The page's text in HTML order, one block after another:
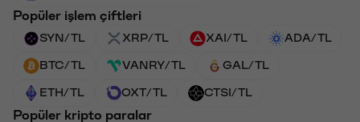
Popüler işlem çiftleri
SYN/TL XRP/TL XAI/TL ADA/TL
BTC/TL VANRY/TL GAL/TL
ETH/TL OXT/TL CTSI/TL
Popüler kripto paralar